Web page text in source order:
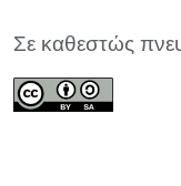
Σε καθεστώς